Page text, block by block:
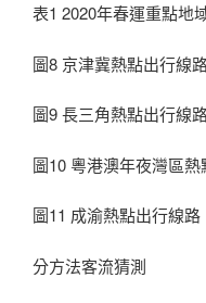
表1 2020年春運重點地
圖8 京津冀熱點出行線
圖9 長三角熱點出行線
圖10 粵港澳年夜灣區
圖11 成渝熱點出行線路
分方法客流猜測